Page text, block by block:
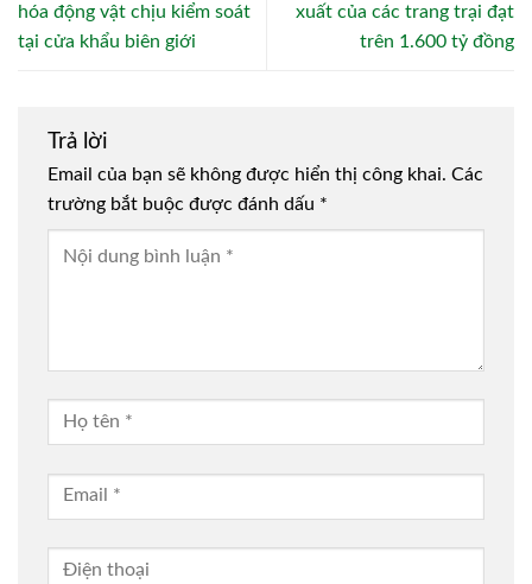
hóa động vật chịu kiểm soát
tại cửa khẩu biên giới
xuất của các trang trại đạt
trên 1.600 tỷ đồng
Trả lời
Email của bạn sẽ không được hiển thị công khai. Các
trường bắt buộc được đánh dấu *